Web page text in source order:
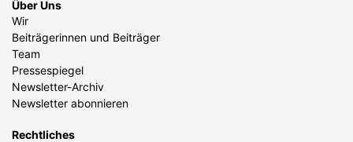
Über Uns
Wir
Beiträgerinnen und Beiträger
Team
Pressespiegel
Newsletter-Archiv
Newsletter abonnieren
Rechtliches